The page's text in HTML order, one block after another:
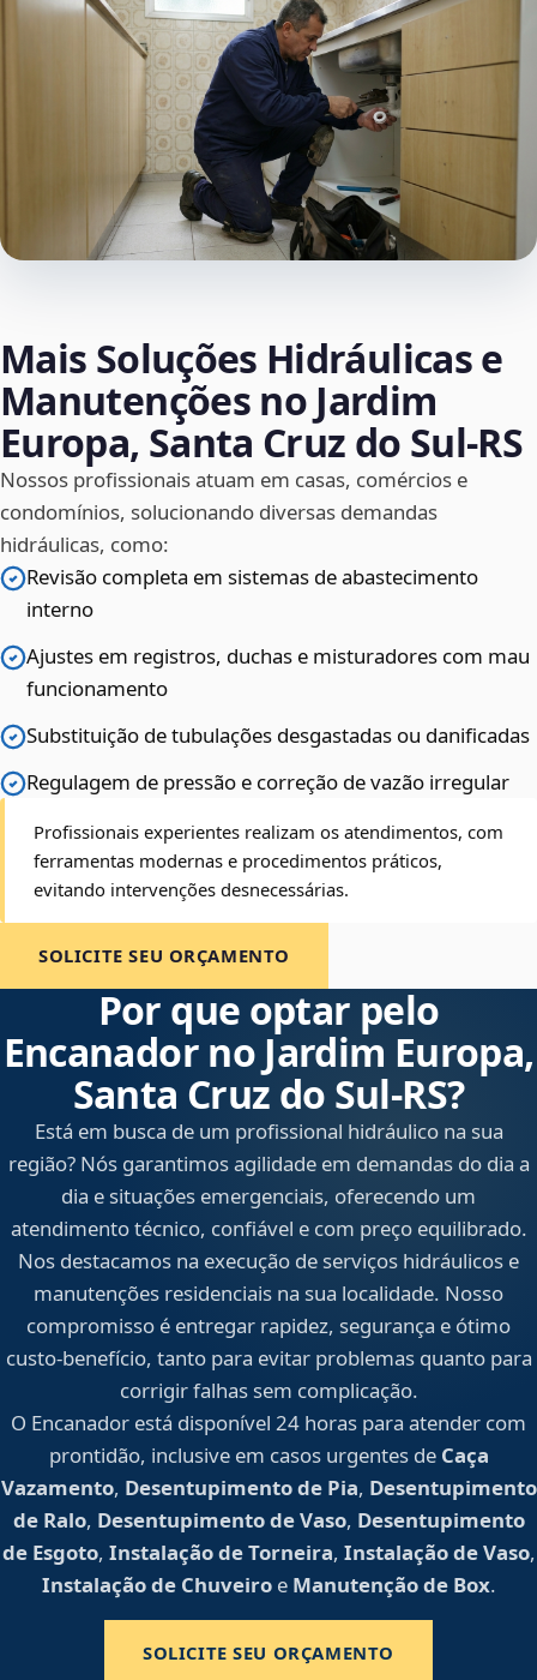
Mais Soluções Hidráulicas e
Manutenções no Jardim
Europa, Santa Cruz do Sul‑RS
Nossos profissionais atuam em casas, comércios e
condomínios, solucionando diversas demandas
hidráulicas, como:
Revisão completa em sistemas de abastecimento
interno
Ajustes em registros, duchas e misturadores com mau
funcionamento
Substituição de tubulações desgastadas ou danificadas
Regulagem de pressão e correção de vazão irregular
Profissionais experientes realizam os atendimentos, com
ferramentas modernas e procedimentos práticos,
evitando intervenções desnecessárias.
SOLICITE SEU ORÇAMENTO
Por que optar pelo
Encanador no Jardim Europa,
Santa Cruz do Sul‑RS?
Está em busca de um profissional hidráulico na sua
região? Nós garantimos agilidade em demandas do dia a
dia e situações emergenciais, oferecendo um
atendimento técnico, confiável e com preço equilibrado.
Nos destacamos na execução de serviços hidráulicos e
manutenções residenciais na sua localidade. Nosso
compromisso é entregar rapidez, segurança e ótimo
custo-benefício, tanto para evitar problemas quanto para
corrigir falhas sem complicação.
O Encanador está disponível 24 horas para atender com
prontidão, inclusive em casos urgentes de Caça
Vazamento, Desentupimento de Pia, Desentupimento
de Ralo, Desentupimento de Vaso, Desentupimento
de Esgoto, Instalação de Torneira, Instalação de Vaso,
Instalação de Chuveiroe Manutenção de Box.
SOLICITE SEU ORÇAMENTO